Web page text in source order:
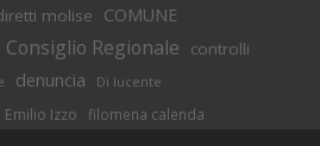
molise COMUNE
Consiglio Regionale controlli
denuncia Di lucente
Emilio Izzo filomena calenda